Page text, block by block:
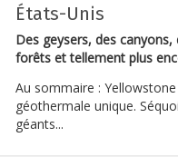
États-Unis
Des geysers, des
forêts et tellement plus
Au sommaire :
géothermale unique.
géants...